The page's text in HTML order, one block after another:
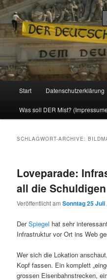
Reizzentrum
Politik, Wirtschaft, Soziales und
Zum
Inhalt
Zum
sekundären
Start Datenschutzerklärung
Was soll DER Mist?
SCHLAGWORT-ARCHIVE:
Loveparade:
all die Schuldigen
Veröffentlicht amSonntag 25 Juli
DerSpiegel hat sehr
Infrastruktur vor Ort ins Web
Wer sich die Lokation
Kopf fassen. Ein komplett
grossen Eisenbahnstrecken,